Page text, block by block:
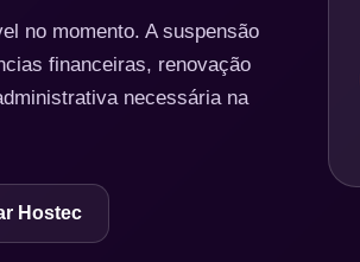
no momento. A suspensão
financeiras, renovação
necessária na
Hostec